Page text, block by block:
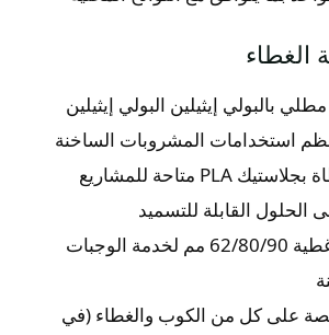
الغطاء
بالبولي إيثيلين البولي إيثيلين
استخدامات المشروبات الساخنة
خيارات مغطاة بجلاستيك PLA متاحة للمشاريع
الحلول القابلة للتسميد
تتطابق مع أغطية 62/80/90 مم لخدمة الوجبات
على كل من الكوب والغطاء (في